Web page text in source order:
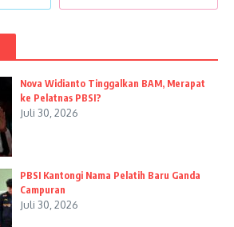
Nova Widianto Tinggalkan BAM, Merapat
ke Pelatnas PBSI?
Juli 30, 2026
PBSI Kantongi Nama Pelatih Baru Ganda
Campuran
Juli 30, 2026